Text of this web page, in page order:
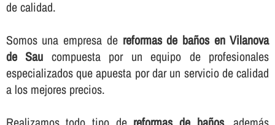
de calidad.
Somos una empresa de reformas de baños en Vilanova
de Sau compuesta por un equipo de profesionales
especializados que apuesta por dar un servicio de calidad
a los mejores precios.